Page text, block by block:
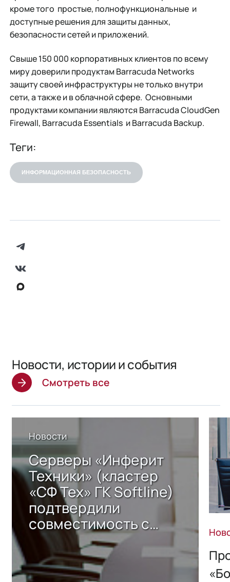
кроме того простые, полнофункциональные и
доступные решения для защиты данных,
безопасности сетей и приложений.
Cвыше 150 000 корпоративных клиентов по всему
миру доверили продуктам Barracuda Networks
защиту своей инфраструктуры не только внутри
сети, а также и в облачной сфере. Основными
продуктами компании являются Barracuda CloudGen
Firewall, Barracuda Essentials и Barracuda Backup.
Теги:
ИНФОРМАЦИОННАЯ БЕЗОПАСНОСТЬ
Новости, истории и события
Смотреть все
Новости
Серверы «Инферит
Техники» (кластер
«СФ Тех» ГК Softline)
подтвердили
совместимость с
решением Sharx
Storage 2.x для
хранения данных